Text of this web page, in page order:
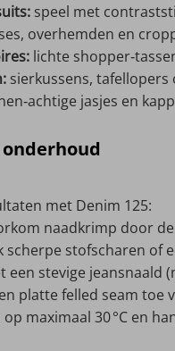
speel met
overhemden en
lichte
sierkussens,
jasjes en
met Denim 125:
naadkrimp door de
scherpe stofscharen of
een stevige jeansnaald
platte felled seam toe
op maximaal 30 °C en